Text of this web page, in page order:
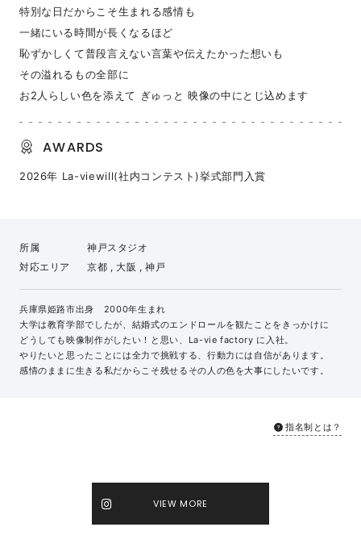
特別な日だからこそ生まれる感情も
一緒にいる時間が長くなるほど
恥ずかしくて普段言えない言葉や伝えたかった想いも
その溢れるもの全部に
お2人らしい色を添えて ぎゅっと 映像の中にとじ込めます
AWARDS
2026年 La-viewill(社内コンテスト)挙式部門入賞
所属
神戸スタジオ
対応エリア
京都 , 大阪 , 神戸
兵庫県姫路市出身 2000年生まれ
大学は教育学部でしたが、結婚式のエンドロールを観たことをきっかけに
どうしても映像制作がしたい！と思い、La-vie factory に入社。
やりたいと思ったことには全力で挑戦する、行動力には自信があります。
感情のままに生きる私だからこそ残せるその人の色を大事にしたいです。
指名制とは？
VIEW MORE